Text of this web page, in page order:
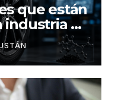
que están
industria de
el